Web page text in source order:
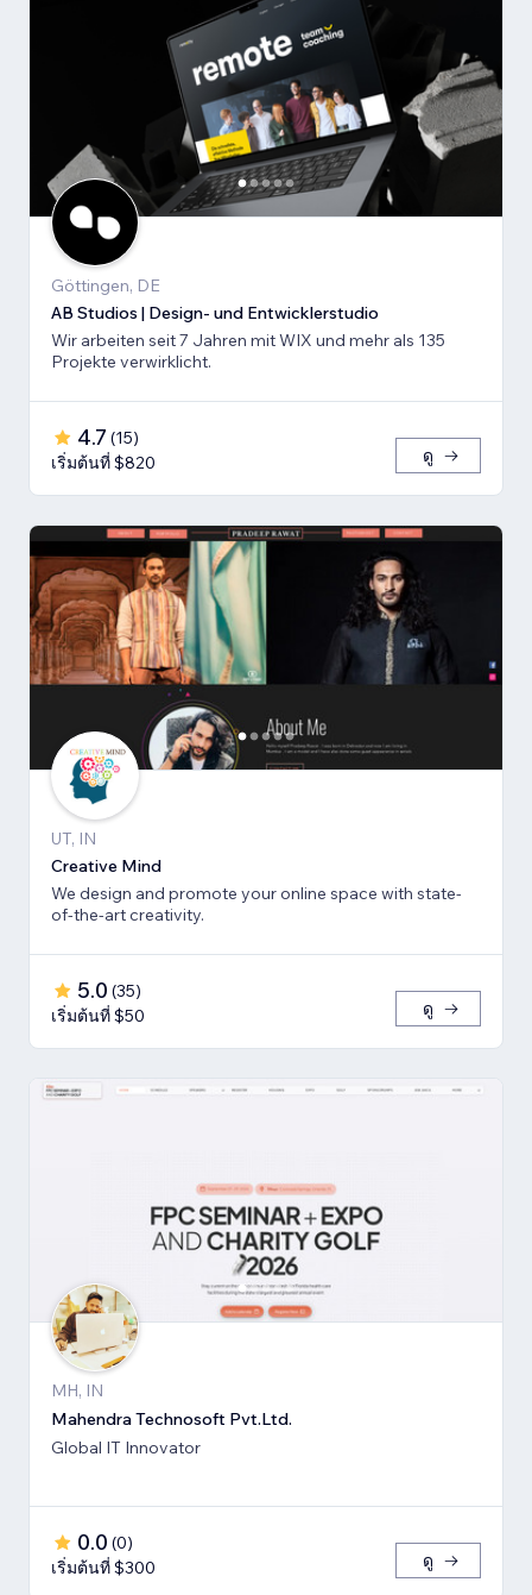
Göttingen, DE
AB Studios | Design- und Entwicklerstudio
Wir arbeiten seit 7 Jahren mit WIX und mehr als 135
Projekte verwirklicht.
4.7 (15)
เริ่มต้นที่ $820
ดู
UT, IN
Creative Mind
We design and promote your online space with state-
of-the-art creativity.
5.0 (35)
เริ่มต้นที่ $50
ดู
MH, IN
Mahendra Technosoft Pvt.Ltd.
Global IT Innovator
0.0 (0)
เริ่มต้นที่ $300
ดู